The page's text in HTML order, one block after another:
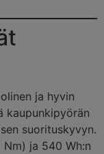
ja hyvin
kaupunkipyörän
suorituskyvyn.
ja 540 Wh:n